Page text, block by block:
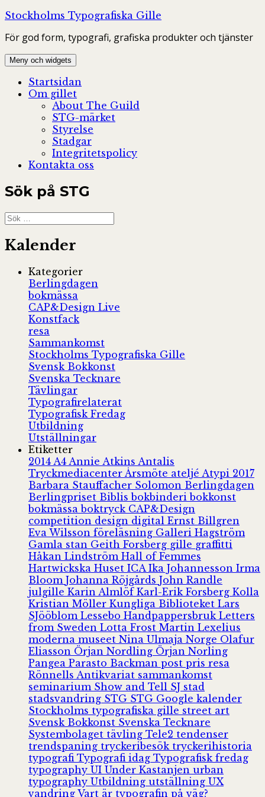
Hoppa
innehåll
Stockholms Typografiska Gille
För god form, typografi, grafiska produkter och tjänster
Meny och widgets
Startsidan
Om gillet
About The Guild
STG-märket
Styrelse
Stadgar
Integritetspolicy
Kontakta oss
Sök på STG
Sök
efter:
Kalender
Kategorier
Berlingdagen
bokmässa
CAP&Design Live
Konstfack
resa
Sammankomst
Stockholms Typografiska Gille
Svensk Bokkonst
Svenska Tecknare
Tävlingar
Typografirelaterat
Typografisk Fredag
Utbildning
Utställningar
Etiketter
2014 A4 Annie Atkins Antalis
Tryckmediacenter Årsmöte ateljé Atypi 2017
Barbara Stauffacher Solomon Berlingdagen
Berlingpriset Biblisbokbinderibokkonst
bokmässaboktryck CAP&Design
competition design digital Ernst Billgren
Eva Wilsson föreläsning Galleri Hagström
Gamla stan Geith Forsberg gille graffitti
Håkan Lindström Hall of Femmes
Hartwickska Huset ICA Ika Johannesson Irma
Bloom Johanna Röjgårds John Randle
julgille Karin Almlöf Karl-Erik Forsberg Kolla
Kristian Möller Kungliga Biblioteket Lars
SJööblom Lessebo Handpappersbruk Letters
from Sweden Lotta Frost Martin Lexelius
moderna museet Nina Ulmaja Norge Olafur
Eliasson Örjan Nordling Örjan Norling
Pangea Parasto Backman post pris resa
Rönnells Antikvariat sammankomst
seminarium Show and Tell SJ stad
stadsvandring STG STG Google kalender
Stockholms typografiska gille street art
Svensk Bokkonst Svenska Tecknare
Systembolaget tävling Tele2 tendenser
trendspaning tryckeribesök tryckerihistoria
typografi Typografi idag Typografisk fredag
typography UI Under Kastanjen urban
typography Utbildning utställning UX
vandring Vart är typografin på väg?